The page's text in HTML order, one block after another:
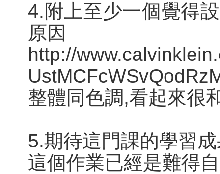
4.附上至少一個覺得
原因
http://
整體同色調,看起來很
5.期待這門課的學習
這個作業已經是難得